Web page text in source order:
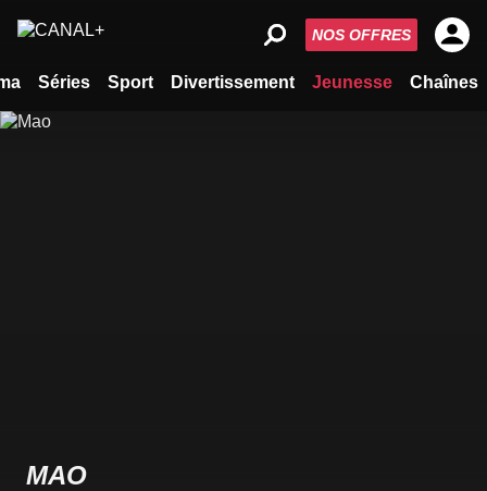
Séries Sport Divertissement Jeunesse Chaînes
NOS OFFRES
MAO